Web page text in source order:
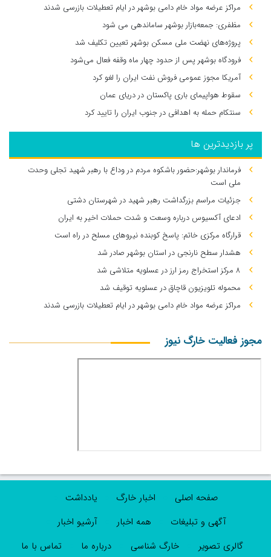
مراکز عرضه مواد خام دامی بوشهر در ایام تعطیلات بازرسی شدند
مظفری: جمعه‌بازار بوشهر ساماندهی می‌ شود
پروژه‌های نهضت ملی مسکن بوشهر تعیین تکلیف شد
فرودگاه بوشهر پس از حدود چهار ماه وقفه فعال می‌شود
آمریکا مجوز عمومی فروش نفت ایران را لغو کرد
سقوط هواپیمای باری پاکستان در دریای عمان
سنتکام حمله به اهدافی در جنوب ایران را تایید کرد
پر بازدیدترین ها
فرماندار بوشهر:حضور باشکوه مردم در وداع با رهبر شهید تجلی وحدت
ملی است
جزئیات مراسم بزرگداشت رهبر شهید در شهرستان دشتی
ادعای آکسیوس درباره وسعت و شدت حملات اخیر به ایران
قرارگاه مرکزی خاتم: پاسخ کوبنده نیروهای مسلح در راه است
هشدار سطح نارنجی در استان بوشهر صادر شد
۸ مرکز استخراج رمز ارز در عسلویه متلاشی شد
محموله تلویزیون قاچاق در عسلویه توقیف شد
مراکز عرضه مواد خام دامی بوشهر در ایام تعطیلات بازرسی شدند
مجوز فعالیت خارگ نیوز
صفحه اصلی اخبار خارگ
یادداشت
آگهی و تبلیغات
همه اخبار
آرشیو اخبار
گالری تصویر
خارگ شناسی درباره ما تماس با ما